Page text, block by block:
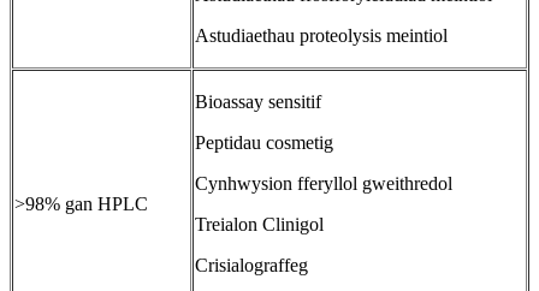
Astudiaethau proteolysis meintiol
>98% gan HPLC
Bioassay sensitif
Peptidau cosmetig
Cynhwysion fferyllol gweithredol
Treialon Clinigol
Crisialograffeg